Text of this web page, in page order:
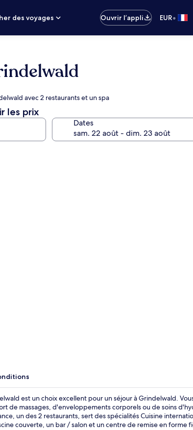
des voyages
Ouvrir l’appli EUR•
avec 2 restaurants et un spa
les prix
Dates
est un choix excellent pour un séjour à Grindelwald.
de massages, d'enveloppements corporels ou de soins
un des 2 restaurants, sert des spécialités Cuisine
couverte, un bar / salon et un centre de remise en forme